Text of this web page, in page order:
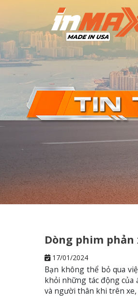
Dòng phim
17/01/2024
Bạn không thể bỏ qua
khỏi những tác động
và người thân khi trên